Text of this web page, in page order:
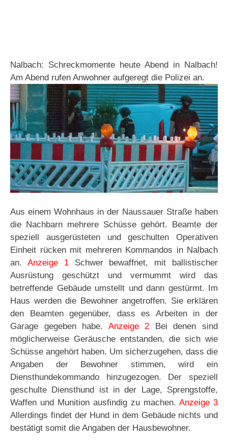
Nalbach: Schreckmomente heute Abend in Nalbach!
Am Abend rufen Anwohner aufgeregt die Polizei an.
Aus einem Wohnhaus in der Naussauer Straße haben
die Nachbarn mehrere Schüsse gehört. Beamte der
speziell ausgerüsteten und geschulten Operativen
Einheit rücken mit mehreren Kommandos in Nalbach
an. Anzeige 1Schwer bewaffnet, mit ballistischer
Ausrüstung geschützt und vermummt wird das
betreffende Gebäude umstellt und dann gestürmt. Im
Haus werden die Bewohner angetroffen. Sie erklären
den Beamten gegenüber, dass es Arbeiten in der
Garage gegeben habe. Anzeige 2 Bei denen sind
möglicherweise Geräusche entstanden, die sich wie
Schüsse angehört haben. Um sicherzugehen, dass die
Angaben der Bewohner stimmen, wird ein
Diensthundekommando hinzugezogen. Der speziell
geschulte Diensthund ist in der Lage, Sprengstoffe,
Waffen und Munition ausfindig zu machen. Anzeige 3
Allerdings findet der Hund in dem Gebäude nichts und
bestätigt somit die Angaben der Hausbewohner.